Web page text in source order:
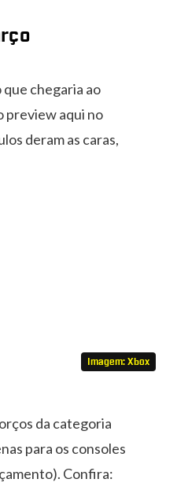
que chegaria ao
preview aqui no
deram as caras,
Imagem: Xbox
da categoria
para os consoles
Confira: